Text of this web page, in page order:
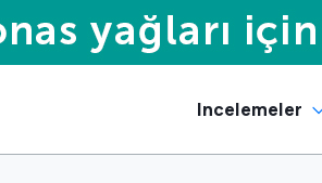
Incelemeler